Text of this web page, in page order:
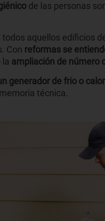
de las personas
aquellos edificios
Con reformas se
la ampliación de número
generador de frio o calor
técnica.